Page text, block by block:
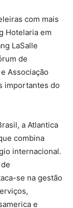
com mais
Hotelaria em
LaSalle
de
Associação
importantes do
a Atlantica
combina
internacional.
se na gestão
e